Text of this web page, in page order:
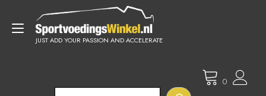
inhoud
JUST ADD YOUR PASSION AND ACCELERATE
Toggle
0